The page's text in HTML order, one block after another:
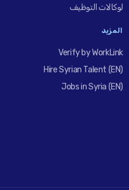
لوكالات التوظيف
المزيد
Verify by WorkLink
Hire Syrian Talent (EN)
Jobs in Syria (EN)